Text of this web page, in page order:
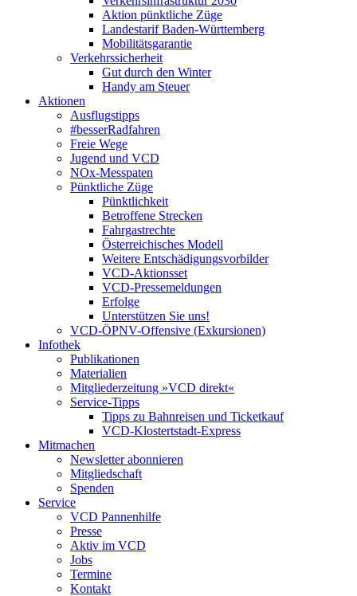
Aktion pünktliche Züge
Landestarif Baden-Württemberg
Mobilitätsgarantie
Verkehrssicherheit
Gut durch den Winter
Handy am Steuer
Aktionen
Ausflugstipps
#besserRadfahren
Freie Wege
Jugend und VCD
NOx-Messpaten
Pünktliche Züge
Pünktlichkeit
Betroffene Strecken
Fahrgastrechte
Österreichisches Modell
Weitere Entschädigungsvorbilder
VCD-Aktionsset
VCD-Pressemeldungen
Erfolge
Unterstützen Sie uns!
VCD-ÖPNV-Offensive (Exkursionen)
Infothek
Publikationen
Materialien
Mitgliederzeitung »VCD direkt«
Service-Tipps
Tipps zu Bahnreisen und Ticketkauf
VCD-Klostertstadt-Express
Mitmachen
Newsletter abonnieren
Mitgliedschaft
Spenden
Service
VCD Pannenhilfe
Presse
Aktiv im VCD
Jobs
Termine
Kontakt